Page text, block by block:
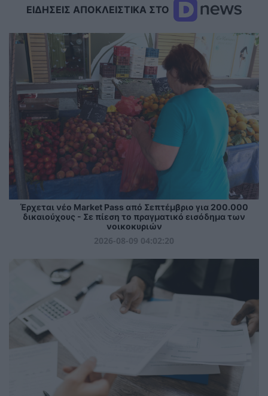
ΕΙΔΗΣΕΙΣ ΑΠΟΚΛΕΙΣΤΙΚΑ ΣΤΟ
Έρχεται νέο Market Pass από Σεπτέμβριο για 200.000
δικαιούχους - Σε πίεση το πραγματικό εισόδημα των
νοικοκυριών
2026-08-09 04:02:20